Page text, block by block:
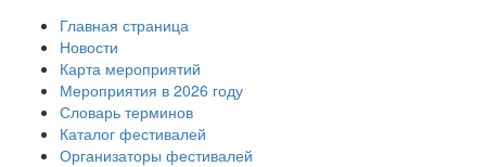
Главная страница
Новости
Карта мероприятий
Мероприятия в 2026 году
Словарь терминов
Каталог фестивалей
Организаторы фестивалей